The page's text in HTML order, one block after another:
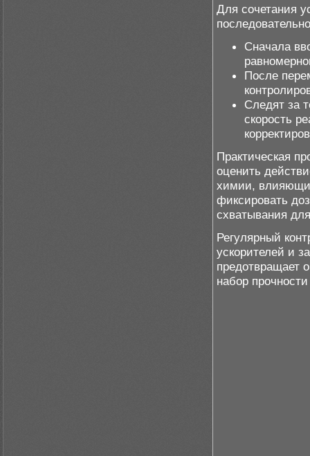
Для сочетания
Сначала
После
Следят за
скорость
Практическая
оценить
химии,
фиксировать
схватывания
Регулярный
ускорителей и
предотвращает
набор